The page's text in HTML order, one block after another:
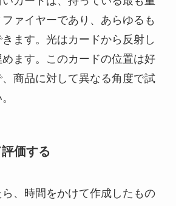
ァイヤーであり、あらゆるも
ます。光はカードから反射し
ます。このカードの位置は好
商品に対して異なる角度で試
価する
、時間をかけて作成したもの